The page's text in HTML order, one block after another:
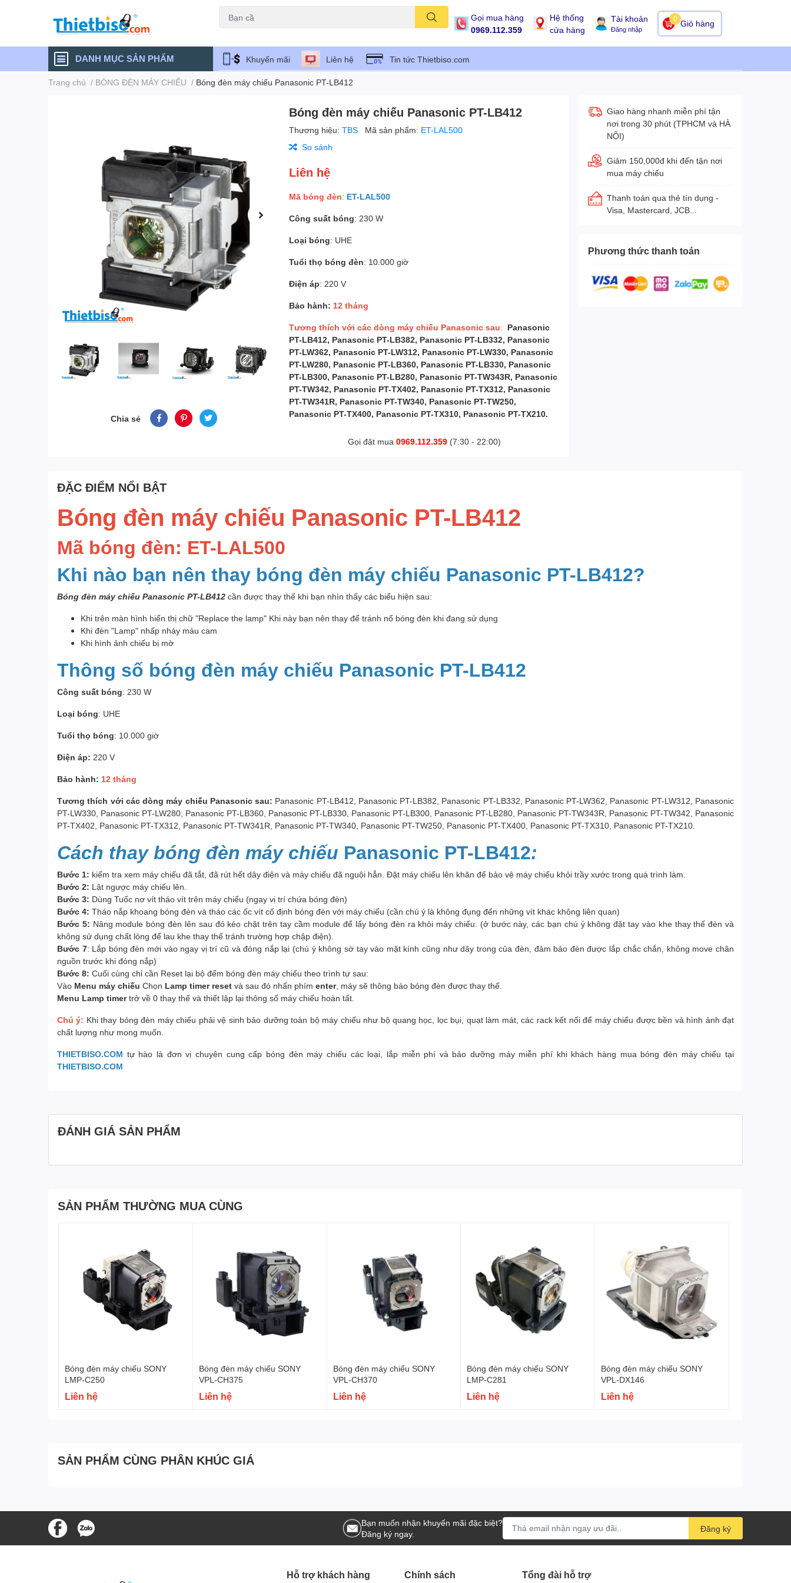
Gọi mua hàng
0969.112.359
Hệ thống
cửa hàng
Tài khoản
Đăng nhập
Giỏ hàng
0
DANH MỤC SẢN PHẨM Khuyến mãi Liên hệ Tin tức Thietbiso.com
Trang chủ / BÓNG ĐÈN MÁY CHIẾU / Bóng đèn máy chiếu Panasonic PT-LB412
Chia sẻ
Bóng đèn máy chiếu Panasonic PT-LB412
Thương hiệu:TBS Mã sản phẩm: ET-LAL500
So sánh
Liên hệ
Mã bóng đèn: ET-LAL500
Công suất bóng: 230 W
Loại bóng: UHE
Tuổi thọ bóng đèn: 10.000 giờ
Điện áp: 220 V
Bảo hành: 12 tháng
Tương thích với các dòng máy chiếu Panasonic sau: Panasonic
PT-LB412, Panasonic PT-LB382, Panasonic PT-LB332, Panasonic
PT-LW362, Panasonic PT-LW312, Panasonic PT-LW330, Panasonic
PT-LW280, Panasonic PT-LB360, Panasonic PT-LB330, Panasonic
PT-LB300, Panasonic PT-LB280, Panasonic PT-TW343R, Panasonic
PT-TW342, Panasonic PT-TX402, Panasonic PT-TX312, Panasonic
PT-TW341R, Panasonic PT-TW340, Panasonic PT-TW250,
Panasonic PT-TX400, Panasonic PT-TX310, Panasonic PT-TX210.
Gọi đặt mua0969.112.359 (7:30 - 22:00)
Giao hàng nhanh miễn phí tận
nơi trong 30 phút (TPHCM và HÀ
NỘI)
Giảm 150,000đ khi đến tận nơi
mua máy chiếu
Thanh toán qua thẻ tín dụng -
Visa, Mastercard, JCB...
Phương thức thanh toán
ĐẶC ĐIỂM NỔI BẬT
Bóng đèn máy chiếu Panasonic PT-LB412
Mã bóng đèn: ET-LAL500
Khi nào bạn nên thay bóng đèn máy chiếu Panasonic PT-LB412?
Bóng đèn máy chiếu Panasonic PT-LB412 cần được thay thế khi bạn nhìn thấy các biểu hiện sau:
Khi trên màn hình hiển thị chữ "Replace the lamp" Khi này bạn nên thay để tránh nổ bóng đèn khi đang sử dụng
Khi đèn "Lamp" nhấp nháy màu cam
Khi hình ảnh chiếu bị mờ
Thông số bóng đèn máy chiếu Panasonic PT-LB412
Công suất bóng: 230 W
Loại bóng: UHE
Tuổi thọ bóng: 10.000 giờ
Điện áp: 220 V
Bảo hành: 12 tháng
Tương thích với các dòng máy chiếu Panasonic sau: Panasonic PT-LB412, Panasonic PT-LB382, Panasonic PT-LB332, Panasonic PT-LW362, Panasonic PT-LW312, Panasonic
PT-LW330, Panasonic PT-LW280, Panasonic PT-LB360, Panasonic PT-LB330, Panasonic PT-LB300, Panasonic PT-LB280, Panasonic PT-TW343R, Panasonic PT-TW342, Panasonic
PT-TX402, Panasonic PT-TX312, Panasonic PT-TW341R, Panasonic PT-TW340, Panasonic PT-TW250, Panasonic PT-TX400, Panasonic PT-TX310, Panasonic PT-TX210.
Cách thay bóng đèn máy chiếu Panasonic PT-LB412:
Bước 1: kiểm tra xem máy chiếu đã tắt, đã rút hết dây điện và máy chiếu đã nguội hẳn. Đặt máy chiếu lên khăn để bảo vệ máy chiếu khỏi trầy xước trong quá trình làm.
Bước 2: Lật ngược máy chiếu lên.
Bước 3: Dùng Tuốc nơ vít tháo vít trên máy chiếu (ngay vị trí chứa bóng đèn)
Bước 4: Tháo nắp khoang bóng đèn và tháo các ốc vít cố định bóng đèn với máy chiếu (cần chú ý là không đụng đến những vít khác không liên quan)
Bước 5: Nâng module bóng đèn lên sau đó kéo chặt trên tay cầm module để lấy bóng đèn ra khỏi máy chiếu. (ở bước này, các bạn chú ý không đặt tay vào khe thay thế đèn và
không sử dụng chất lỏng để lau khe thay thế tránh trường hợp chập điện).
Bước 7: Lắp bóng đèn mới vào ngay vị trí cũ và đóng nắp lại (chú ý không sờ tay vào mặt kính cũng như dây trong của đèn, đảm bảo đèn được lắp chắc chắn, không move chân
nguồn trước khi đóng nắp)
Bước 8: Cuối cùng chỉ cần Reset lại bộ đếm bóng đèn máy chiếu theo trình tự sau:
Vào Menu máy chiếu Chọn Lamp timer reset và sau đó nhấn phím enter, máy sẽ thông báo bóng đèn được thay thế.
Menu Lamp timertrở về 0 thay thế và thiết lập lại thông số máy chiếu hoàn tất.
Chú ý: Khi thay bóng đèn máy chiếu phải vệ sinh bảo dưỡng toàn bộ máy chiếu như bộ quang học, lọc bụi, quạt làm mát, các rack kết nối để máy chiếu được bền và hình ảnh đạt
chất lượng như mong muốn.
THIETBISO.COM tự hào là đơn vị chuyên cung cấp bóng đèn máy chiếu các loại, lắp miễn phí và bảo dưỡng máy miễn phí khi khách hàng mua bóng đèn máy chiếu tại
THIETBISO.COM
ĐÁNH GIÁ SẢN PHẨM
SẢN PHẨM THƯỜNG MUA CÙNG
Bóng đèn máy chiếu SONY
LMP-C250
Liên hệ
Bóng đèn máy chiếu SONY
VPL-CH375
Liên hệ
Bóng đèn máy chiếu SONY
VPL-CH370
Liên hệ
Bóng đèn máy chiếu SONY
LMP-C281
Liên hệ
Bóng đèn máy chiếu SONY
VPL-DX146
Liên hệ
SẢN PHẨM CÙNG PHÂN KHÚC GIÁ
Bạn muốn nhận khuyến mãi đặc biệt?
Đăng ký ngay.
Đăng ký
Hỗ trợ khách hàng Chính sách Tổng đài hỗ trợ